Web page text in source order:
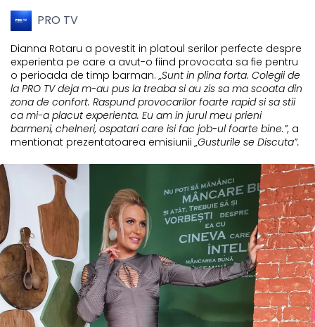
PRO TV
Dianna Rotaru a povestit in platoul serilor perfecte despre
experienta pe care a avut-o fiind provocata sa fie pentru
o perioada de timp barman. „Sunt in plina forta. Colegii de
la PRO TV deja m-au pus la treaba si au zis sa ma scoata din
zona de confort. Raspund provocarilor foarte rapid si sa stii
ca mi-a placut experienta. Eu am in jurul meu prieni
barmeni, chelneri, ospatari care isi fac job-ul foarte bine.”, a
mentionat prezentatoarea emisiunii „Gusturile se Discuta”.